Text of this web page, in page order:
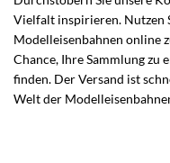
Vielfalt inspirieren. Nutzen
Modelleisenbahnen online
Chance, Ihre Sammlung zu
finden. Der Versand ist
Welt der